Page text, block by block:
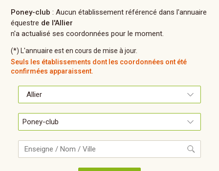
Poney-club : Aucun établissement référencé dans l'annuaire
équestre de l'Allier
n'a actualisé ses coordonnées pour le moment.
(*) L'annuaire est en cours de mise à jour.
Seuls les établissements dont les coordonnées ont été
confirmées apparaissent.